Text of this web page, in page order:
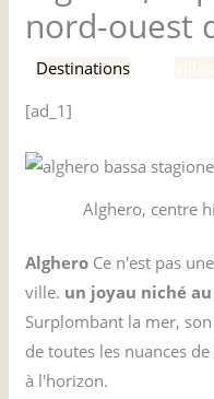
nord-ouest
Destinations
[ad_1]
Alghero, centre
Alghero Ce n'est pas
ville. un joyau niché
Surplombant la mer,
de toutes les nuances
à l'horizon.